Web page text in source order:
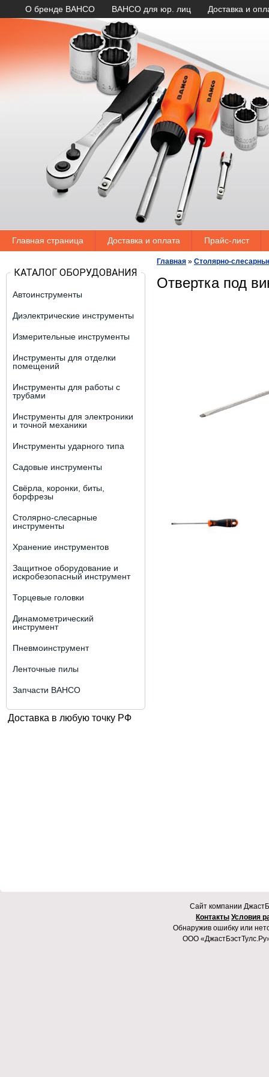
О бренде BAHCO BAHCO для юр. лиц Доставка и
Главная страница Доставка и оплата Прайс-лист
КАТАЛОГ ОБОРУДОВАНИЯ
Автоинструменты
Диэлектрические инструменты
Измерительные инструменты
Инструменты для отделки
помещений
Инструменты для работы с
трубами
Инструменты для электроники
и точной механики
Инструменты ударного типа
Садовые инструменты
Свёрла, коронки, биты,
борфрезы
Столярно-слесарные
инструменты
Хранение инструментов
Защитное оборудование и
искробезопасный инструмент
Торцевые головки
Динамометрический
инструмент
Пневмоинструмент
Ленточные пилы
Запчасти BAHCO
Доставка в любую точку РФ
Главная » Столярно-
Отвертка под
Cайт компании
Контакты Условия
Обнаружив ошибку или
ООО